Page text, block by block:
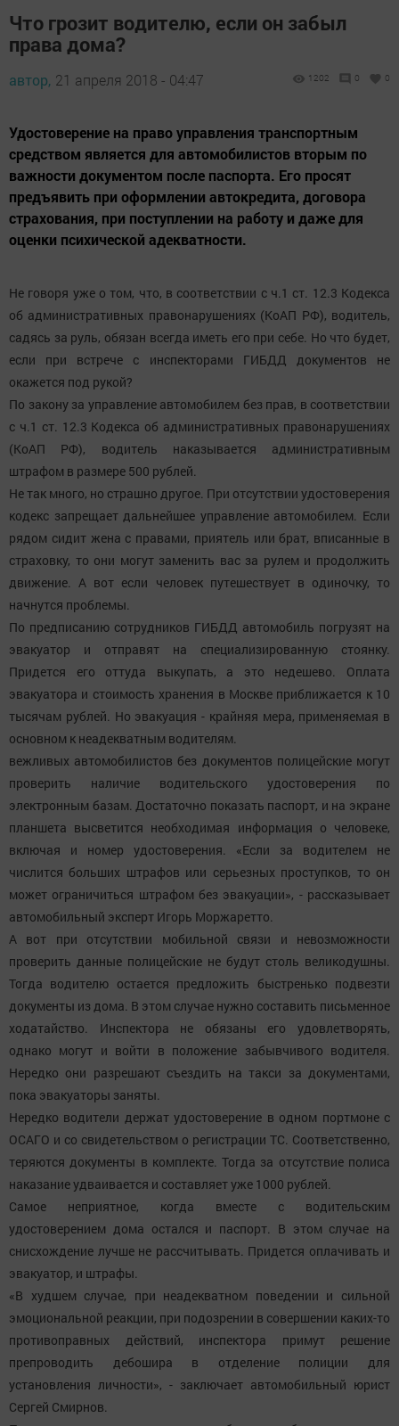
Что грозит водителю, если он забыл
права дома?
автор, 21 апреля 2018 - 04:47 1202 0 0
Удостоверение на право управления транспортным
средством является для автомобилистов вторым по
важности документом после паспорта. Его просят
предъявить при оформлении автокредита, договора
страхования, при поступлении на работу и даже для
оценки психической адекватности.
Не говоря уже о том, что, в соответствии с ч.1 ст. 12.3 Кодекса
об административных правонарушениях (КоАП РФ), водитель,
садясь за руль, обязан всегда иметь его при себе. Но что будет,
если при встрече с инспекторами ГИБДД документов не
окажется под рукой?
По закону за управление автомобилем без прав, в соответствии
с ч.1 ст. 12.3 Кодекса об административных правонарушениях
(КоАП РФ), водитель наказывается административным
штрафом в размере 500 рублей.
Не так много, но страшно другое. При отсутствии удостоверения
кодекс запрещает дальнейшее управление автомобилем. Если
рядом сидит жена с правами, приятель или брат, вписанные в
страховку, то они могут заменить вас за рулем и продолжить
движение. А вот если человек путешествует в одиночку, то
начнутся проблемы.
По предписанию сотрудников ГИБДД автомобиль погрузят на
эвакуатор и отправят на специализированную стоянку.
Придется его оттуда выкупать, а это недешево. Оплата
эвакуатора и стоимость хранения в Москве приближается к 10
тысячам рублей. Но эвакуация - крайняя мера, применяемая в
основном к неадекватным водителям.
вежливых автомобилистов без документов полицейские могут
проверить наличие водительского удостоверения по
электронным базам. Достаточно показать паспорт, и на экране
планшета высветится необходимая информация о человеке,
включая и номер удостоверения. «Если за водителем не
числится больших штрафов или серьезных проступков, то он
может ограничиться штрафом без эвакуации», - рассказывает
автомобильный эксперт Игорь Моржаретто.
А вот при отсутствии мобильной связи и невозможности
проверить данные полицейские не будут столь великодушны.
Тогда водителю остается предложить быстренько подвезти
документы из дома. В этом случае нужно составить письменное
ходатайство. Инспектора не обязаны его удовлетворять,
однако могут и войти в положение забывчивого водителя.
Нередко они разрешают съездить на такси за документами,
пока эвакуаторы заняты.
Нередко водители держат удостоверение в одном портмоне с
ОСАГО и со свидетельством о регистрации ТС. Соответственно,
теряются документы в комплекте. Тогда за отсутствие полиса
наказание удваивается и составляет уже 1000 рублей.
Самое неприятное, когда вместе с водительским
удостоверением дома остался и паспорт. В этом случае на
снисхождение лучше не рассчитывать. Придется оплачивать и
эвакуатор, и штрафы.
«В худшем случае, при неадекватном поведении и сильной
эмоциональной реакции, при подозрении в совершении каких-то
противоправных действий, инспектора примут решение
препроводить дебошира в отделение полиции для
установления личности», - заключает автомобильный юрист
Сергей Смирнов.